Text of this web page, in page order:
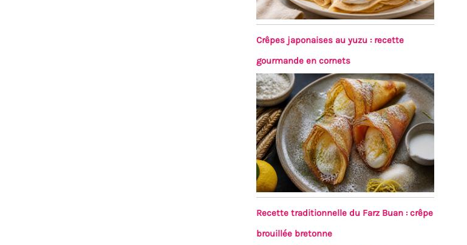
Crêpes japonaises au yuzu : recette
gourmande en cornets
Recette traditionnelle du Farz Buan : crêpe
brouillée bretonne